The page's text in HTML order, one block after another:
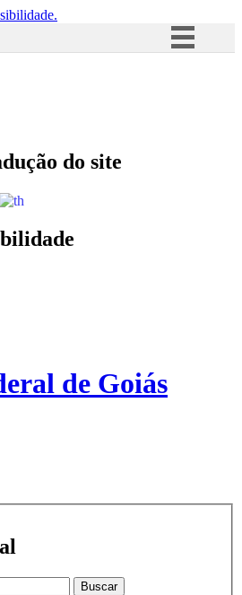
Acesso à informação
do site
de Goiás
Buscar